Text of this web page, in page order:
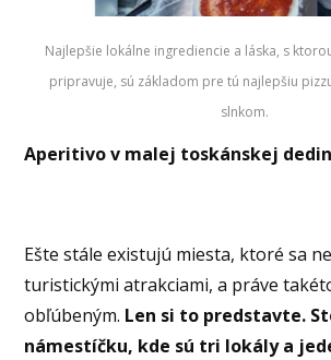
Najlepšie lokálne ingrediencie a láska, s
pripravuje, sú základom pre tú najlepšiu
slnkom.
Aperitivo v malej toskánskej
Ešte stále existujú miesta, ktoré sa
turistickými atrakciami, a práve
obľúbeným. Len si to predstavte.
námestíčku, kde sú tri lokály a